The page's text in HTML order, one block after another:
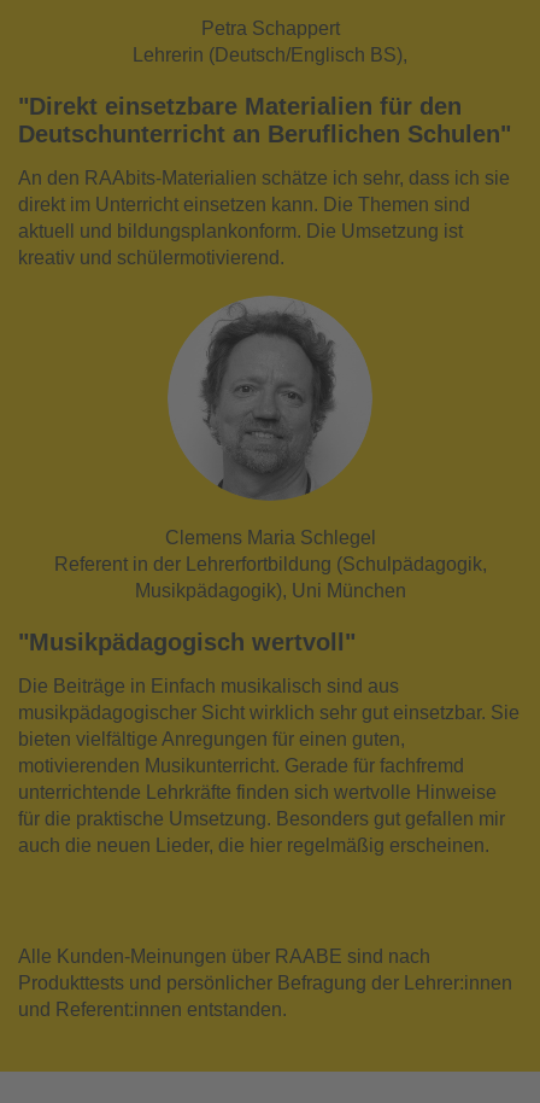
Petra Schappert
Lehrerin (Deutsch/Englisch BS),
"Direkt einsetzbare Materialien für den
Deutschunterricht an Beruflichen Schulen"
An den RAAbits-Materialien schätze ich sehr, dass ich sie
direkt im Unterricht einsetzen kann. Die Themen sind
aktuell und bildungsplankonform. Die Umsetzung ist
kreativ und schülermotivierend.
Clemens Maria Schlegel
Referent in der Lehrerfortbildung (Schulpädagogik,
Musikpädagogik), Uni München
"Musikpädagogisch wertvoll"
Die Beiträge in Einfach musikalisch sind aus
musikpädagogischer Sicht wirklich sehr gut einsetzbar. Sie
bieten vielfältige Anregungen für einen guten,
motivierenden Musikunterricht. Gerade für fachfremd
unterrichtende Lehrkräfte finden sich wertvolle Hinweise
für die praktische Umsetzung. Besonders gut gefallen mir
auch die neuen Lieder, die hier regelmäßig erscheinen.
Alle Kunden-Meinungen über RAABE sind nach
Produkttests und persönlicher Befragung der Lehrer:innen
und Referent:innen entstanden.